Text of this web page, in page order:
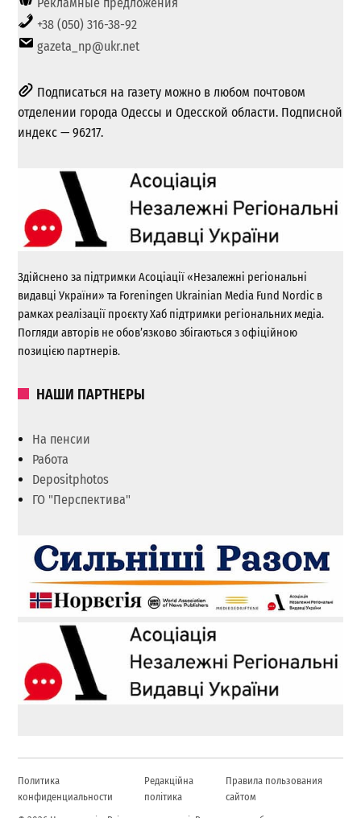
+38 (050) 316-38-92
gazeta_np@ukr.net
Подписаться на газету можно в любом почтовом
отделении города Одессы и Одесской области. Подписной
индекс — 96217.
Здійснено за підтримки Асоціації «Незалежні регіональні
видавці України» та Foreningen Ukrainian Media Fund Nordic в
рамках реалізації проєкту Хаб підтримки регіональних медіа.
Погляди авторів не обов’язково збігаються з офіційною
позицією партнерів.
НАШИ ПАРТНЕРЫ
На пенсии
Работа
Depositphotos
ГО "Перспектива"
Политика
конфиденциальности
Редакційна
політика
Правила пользования
сайтом